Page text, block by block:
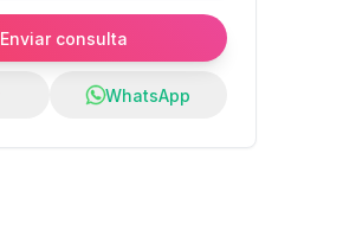
Enviar consulta
WhatsApp